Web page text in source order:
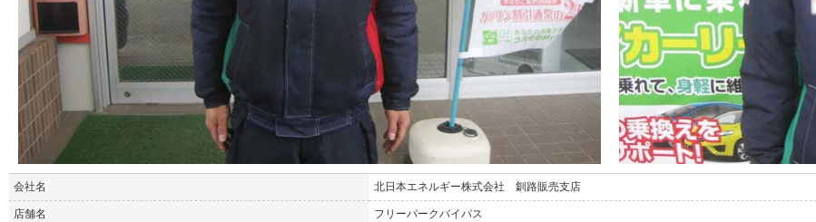
会社名 北日本エネルギー株式会社 釧路販売支店
店舗名 フリーパークバイパス